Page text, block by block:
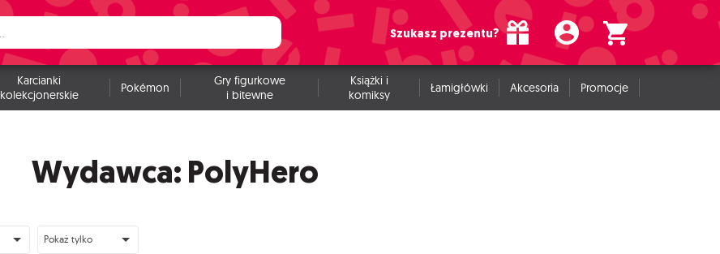
Szukasz prezentu?
Karcianki
kolekcjonerskie
Pokémon
Gry figurkowe
i bitewne
Książki i
komiksy
Łamigłówki Akcesoria Promocje
Wydawca: PolyHero
Pokaż tylko